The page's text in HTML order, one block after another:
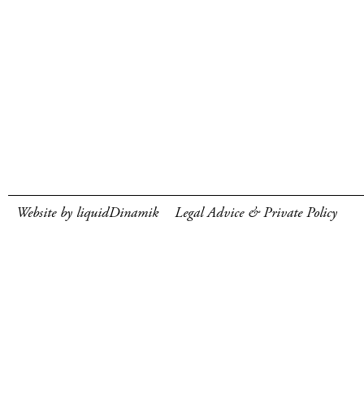
Website by liquidDinamik Legal Advice & Private Policy